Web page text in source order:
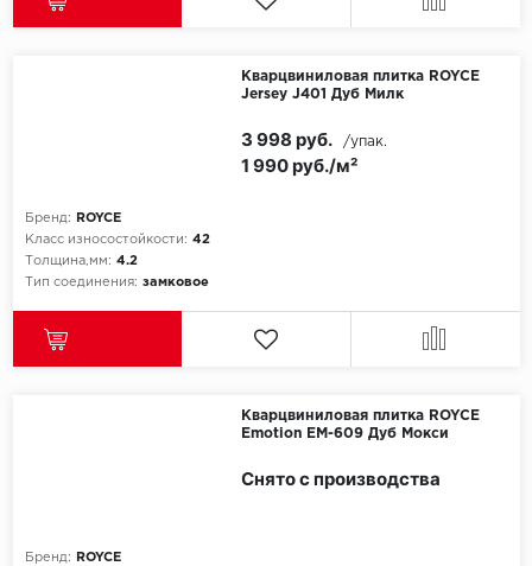
Кварцвиниловая плитка ROYCE
Jersey J401 Дуб Милк
Бренд:
ROYCE
Класс износостойкости: 42
Толщина,мм: 4.2
Тип соединения: замковое
1 990 руб./м²
3 998 руб. /упак.
Кварцвиниловая плитка ROYCE
Emotion EM-609 Дуб Мокси
Бренд:
ROYCE
Снято с производства